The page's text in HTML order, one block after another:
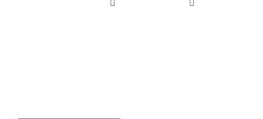
Toggle
Toggle